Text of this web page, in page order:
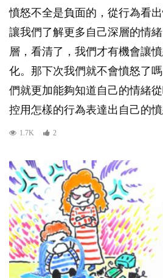
憤怒不全是負面的，從行為看
讓我們了解更多自己深層的情
層，看清了，我們才有機會讓
化。那下次我們就不會憤怒了
們就更加能夠知道自己的情緒
控用怎樣的行為表達出自己的
1.7K 2